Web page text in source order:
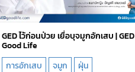
GED ไว้ก่อนป่วย เยื่อบุจมูกอักเสบ | GED
Good Life
การอักเสบ
จมูก ฝุ่น